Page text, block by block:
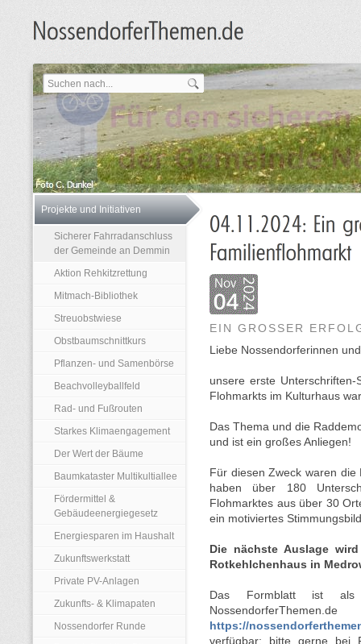
Projekte und Initiativen
Sicherer Fahrradanschluss
der Gemeinde an Demmin
Aktion Rehkitzrettung
Mitmach-Bibliothek
Streuobstwiese
Obstbaumschnittkurs
Pflanzen- und Samenbörse
Beachvolleyballfeld
Rad- und Fußrouten
Starkes Klimaengagement
Der Wert der Bäume
Baumkataster Multikultiallee
Fördermittel &
Gebäudeenergiegesetz
Energiesparen im Haushalt
Zukunftswerkstatt
Private PV-Anlagen
Zukunfts- & Klimapaten
Nossendorfer Runde
EIN GROSSER
Liebe Nossendorferinnen
unsere erste
Flohmarkts im Kulturhaus
Das Thema und die
und ist ein großes Anliegen!
Für diesen Zweck waren
haben über 180
Flohmarktes aus über 30
ein motiviertes
Die nächste Auslage
Rotkehlchenhaus in
Das Formblatt ist als
NossendorferThemen.de
https://
verfügbar; bitte gerne bei